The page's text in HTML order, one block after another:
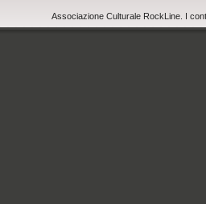
Associazione Culturale RockLine. I